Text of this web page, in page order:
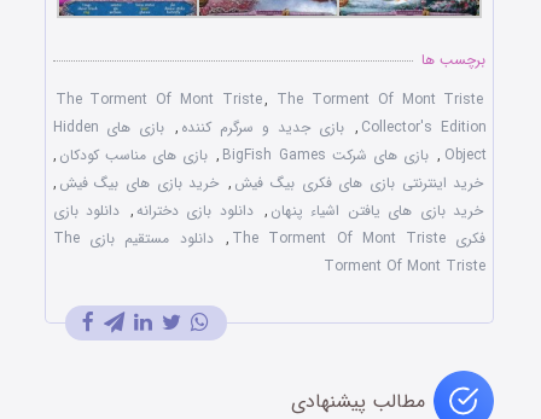
برچسب ها
The Torment Of Mont Triste, The Torment Of Mont Triste
Collector's Edition
, بازی جدید و سرگرم کننده ,
بازی های Hidden
Object
, بازی های شرکت BigFish Games , بازی های مناسب کودکان ,
خرید اینترنتی بازی های فکری بیگ فیش , خرید بازی های بیگ فیش ,
خرید بازی های یافتن اشیاء پنهان , دانلود بازی دخترانه, دانلود بازی
فکری The Torment Of Mont Triste
,
دانلود مستقیم بازی The
Torment Of Mont Triste
مطالب پیشنهادی